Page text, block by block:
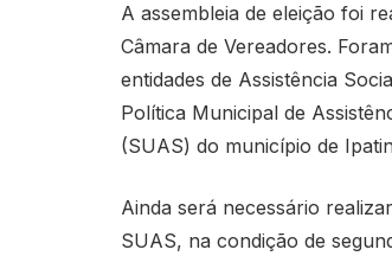
A assembleia de eleição foi
Câmara de Vereadores.
entidades de Assistência
Política Municipal de
(SUAS) do município de
Ainda será necessário
SUAS, na condição de